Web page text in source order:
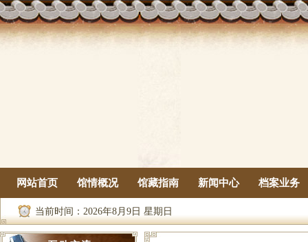
网站首页 馆情概况 馆藏指南 新闻中心 档案业务
当前时间： 2026年8月9日 星期日